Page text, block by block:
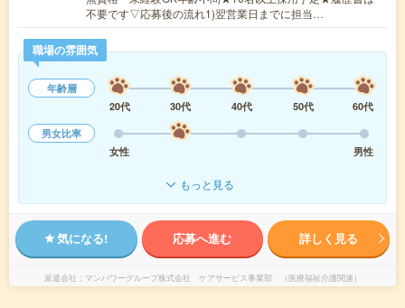
不要です▽応募後の流れ1)翌営業日までに担当…
職場の雰囲気
年齢層
20代
30代 40代 50代
60代
男女比率
女性
男性
もっと見る
気になる! 応募へ進む 詳しく見る
派遣会社 マンパワーグループ株式会社 ケアサービス事業部 （医療福祉介護関連）